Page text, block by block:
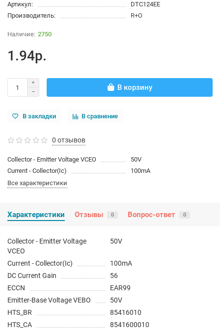
Артикул:
DTC124EE
Производитель:
R+O
2750
1.94р.
В корзину
В закладки В сравнение
0 отзывов
Collector - Emitter Voltage VCEO
50V
Current - Collector(Ic)
100mA
Все характеристики
Характеристики Отзывы 0 Вопрос-ответ 0
Collector - Emitter Voltage
VCEO
50V
Current - Collector(Ic)
100mA
DC Current Gain
56
ECCN
EAR99
Emitter-Base Voltage VEBO
50V
HTS_BR
85416010
HTS_CA
8541600010